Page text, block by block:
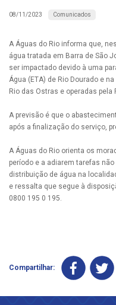
08/11/2023 Comunicados
A Águas do Rio informa que,
água tratada em Barra de São
ser impactado devido à uma
Água (ETA) de Rio Dourado e
Rio das Ostras e operadas pela
A previsão é que o
após a finalização do serviço,
A Águas do Rio orienta os
período e a adiarem tarefas
distribuição de água na
e ressalta que segue à
0800 195 0 195.
Compartilhar: